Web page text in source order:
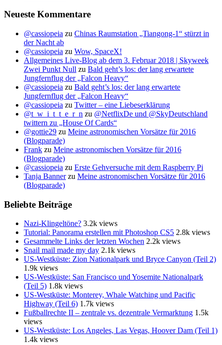
Neueste Kommentare
@cassiopeia zu Chinas Raumstation „Tiangong-1“ stürzt in
der Nacht ab
@cassiopeia zu Wow, SpaceX!
Allgemeines Live-Blog ab dem 3. Februar 2018 | Skyweek
Zwei Punkt Null zu Bald geht’s los: der lang erwartete
Jungfernflug der „Falcon Heavy“
@cassiopeia zu Bald geht’s los: der lang erwartete
Jungfernflug der „Falcon Heavy“
@cassiopeia zu Twitter – eine Liebeserklärung
@t_w_i_t_t_e_r_n zu @NetflixDe und @SkyDeutschland
twittern zu „House Of Cards“
@gottie29 zu Meine astronomischen Vorsätze für 2016
(Blogparade)
Frank zu Meine astronomischen Vorsätze für 2016
(Blogparade)
@cassiopeia zu Erste Gehversuche mit dem Raspberry Pi
Tanja Bannerzu Meine astronomischen Vorsätze für 2016
(Blogparade)
Beliebte Beiträge
Nazi-Klingeltöne? 3.2k views
Tutorial: Panorama erstellen mit Photoshop CS5 2.8k views
Gesammelte Links der letzten Wochen 2.2k views
Snail mail made my day 2.1k views
US-Westküste: Zion Nationalpark und Bryce Canyon (Teil 2)
1.9k views
US-Westküste: San Francisco und Yosemite Nationalpark
(Teil 5) 1.8k views
US-Westküste: Monterey, Whale Watching und Pacific
Highway (Teil 6) 1.7k views
Fußballrechte II – zentrale vs. dezentrale Vermarktung 1.5k
views
US-Westküste: Los Angeles, Las Vegas, Hoover Dam (Teil 1)
1.4k views